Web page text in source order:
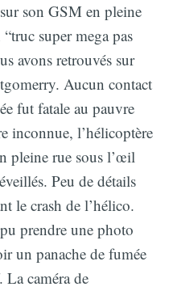
son GSM en pleine
super mega pas
avons retrouvés sur
Aucun contact
fut fatale au pauvre
inconnue, l’hélicoptère
pleine rue sous l’œil
Peu de détails
le crash de l’hélico.
prendre une photo
un panache de fumée
La caméra de